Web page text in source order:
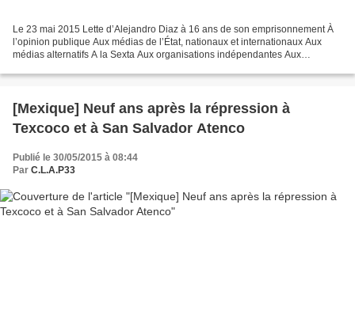
Le 23 mai 2015 Lette d’Alejandro Diaz à 16 ans de son emprisonnement À
l’opinion publique Aux médias de l’État, nationaux et internationaux Aux
médias alternatifs A la Sexta Aux organisations indépendantes Aux
[Mexique] Neuf ans après la répression à
Texcoco et à San Salvador Atenco
Publié le 30/05/2015 à 08:44
Par C.L.A.P33